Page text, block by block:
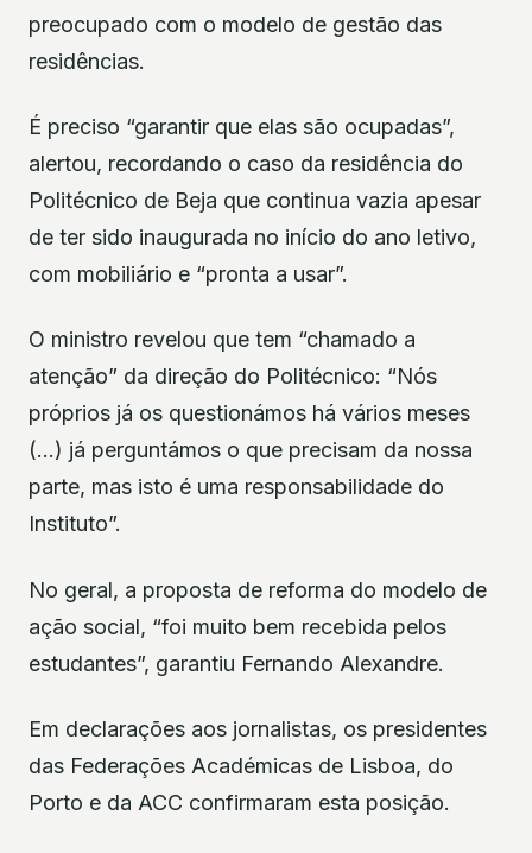
preocupado com o modelo de gestão das
residências.
É preciso “garantir que elas são ocupadas”,
alertou, recordando o caso da residência do
Politécnico de Beja que continua vazia apesar
de ter sido inaugurada no início do ano letivo,
com mobiliário e “pronta a usar”.
O ministro revelou que tem “chamado a
atenção” da direção do Politécnico: “Nós
próprios já os questionámos há vários meses
(…) já perguntámos o que precisam da nossa
parte, mas isto é uma responsabilidade do
Instituto”.
No geral, a proposta de reforma do modelo de
ação social, “foi muito bem recebida pelos
estudantes”, garantiu Fernando Alexandre.
Em declarações aos jornalistas, os presidentes
das Federações Académicas de Lisboa, do
Porto e da ACC confirmaram esta posição.